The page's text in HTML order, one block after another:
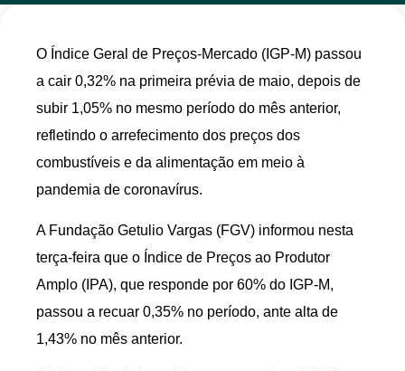
O Índice Geral de Preços-Mercado (IGP-M) passou
a cair 0,32% na primeira prévia de maio, depois de
subir 1,05% no mesmo período do mês anterior,
refletindo o arrefecimento dos preços dos
combustíveis e da alimentação em meio à
pandemia de coronavírus.
A Fundação Getulio Vargas (FGV) informou nesta
terça-feira que o Índice de Preços ao Produtor
Amplo (IPA), que responde por 60% do IGP-M,
passou a recuar 0,35% no período, ante alta de
1,43% no mês anterior.